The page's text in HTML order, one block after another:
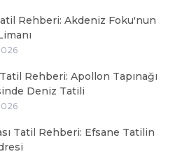
Rehberi: Akdeniz Foku'nun
Rehberi: Apollon Tapınağı
Deniz Tatili
Tatil Rehberi: Efsane Tatilin